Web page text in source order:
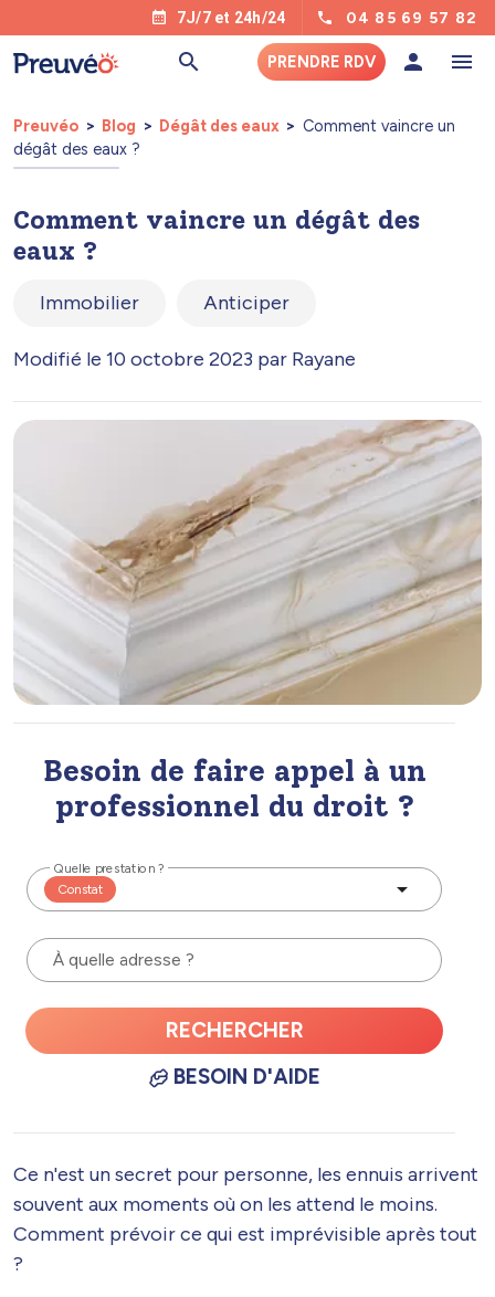
7J/7 et 24h/24 04 85 69 57 82
PRENDRE RDV
Preuvéo Blog Dégât des eaux
Comment vaincre un
dégât des eaux ?
Comment vaincre un dégât des
eaux ?
Immobilier Anticiper
Modifié le 10 octobre 2023 par Rayane
Besoin de faire appel à un
professionnel du droit ?
Quelle prestation ?
Constat
À quelle adresse ?
RECHERCHER
BESOIN D'AIDE
Ce n'est un secret pour personne, les ennuis arrivent
souvent aux moments où on les attend le moins.
Comment prévoir ce qui est imprévisible après tout
?